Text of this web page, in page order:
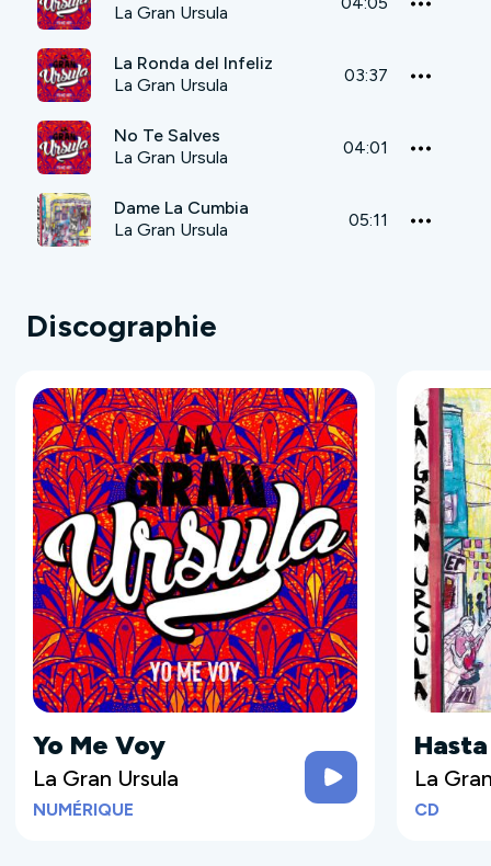
La Gran Ursula
La Ronda del Infeliz
La Gran Ursula
03:37
No Te Salves
La Gran Ursula
04:01
Dame La Cumbia
La Gran Ursula
05:11
Discographie
Yo Me Voy
La Gran Ursula
NUMÉRIQUE
La
CD